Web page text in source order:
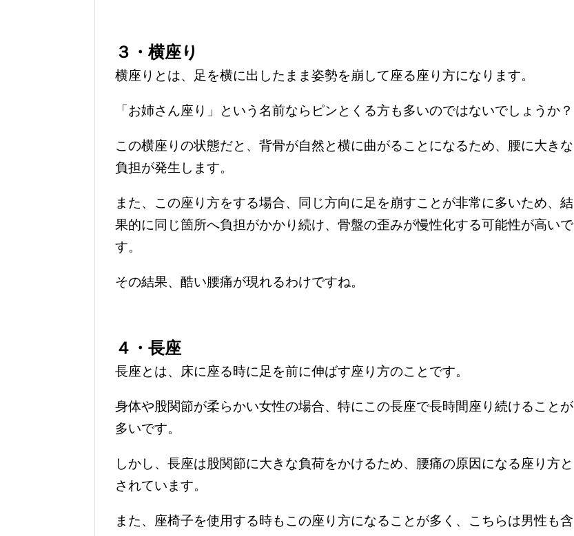
３・横座り
横座りとは、足を横に出したまま姿勢を崩して座る座り方になります。
「お姉さん座り」という名前ならピンとくる方も多いのではないでしょうか？
この横座りの状態だと、背骨が自然と横に曲がることになるため、腰に大きな
負担が発生します。
また、この座り方をする場合、同じ方向に足を崩すことが非常に多いため、結
果的に同じ箇所へ負担がかかり続け、骨盤の歪みが慢性化する可能性が高いで
す。
その結果、酷い腰痛が現れるわけですね。
４・長座
長座とは、床に座る時に足を前に伸ばす座り方のことです。
身体や股関節が柔らかい女性の場合、特にこの長座で長時間座り続けることが
多いです。
しかし、長座は股関節に大きな負荷をかけるため、腰痛の原因になる座り方と
されています。
また、座椅子を使用する時もこの座り方になることが多く、こちらは男性も含